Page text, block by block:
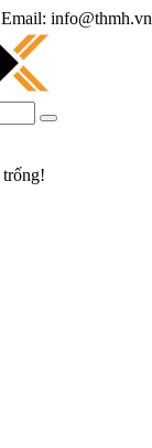
Email: info@thmh.vn
trống!